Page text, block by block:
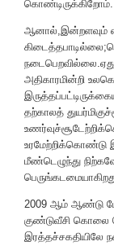
கொண்டிருக்கிறோம்.
ஆனால்,இன்றளவும்
அதிகாரமின்றி
தற்காலத்
உரமேற்றிக்கொண்டு
மீண்டெழுந்து
2009 ஆம் ஆண்டு
குண்டுவீசி கொலை
இரத்தச்சகதியிலே